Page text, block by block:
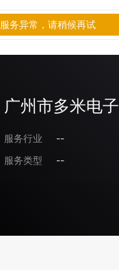
广州市多米电
服务行业
--
服务类型
--
服务异常，请稍候再试